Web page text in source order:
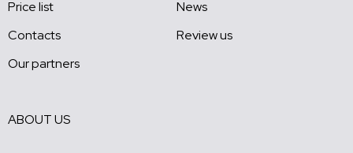
Price list
News
Contacts
Review us
Our partners
ABOUT US